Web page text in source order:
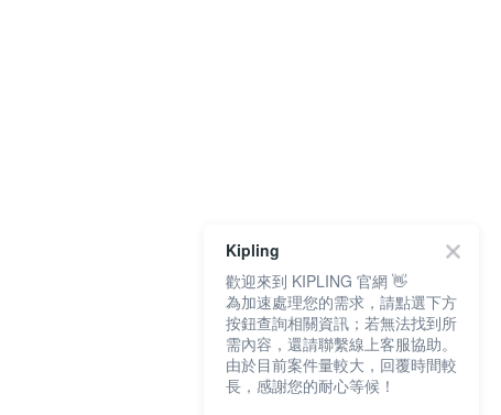
Kipling
歡迎來到 KIPLING 官網 👋
為加速處理您的需求，請點選下方
按鈕查詢相關資訊；若無法找到所
需內容，還請聯繫線上客服協助。
由於目前案件量較大，回覆時間較
長，感謝您的耐心等候！